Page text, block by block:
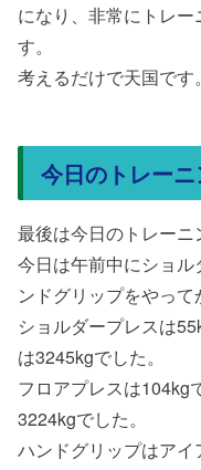
になり、非常にトレ
す。
考えるだけで天国です。
今日のトレー
最後は今日のトレーニ
今日は午前中にショ
ンドグリップをやって
ショルダープレスは
は3245kgでした。
フロアプレスは104kg
3224kgでした。
ハンドグリップはア